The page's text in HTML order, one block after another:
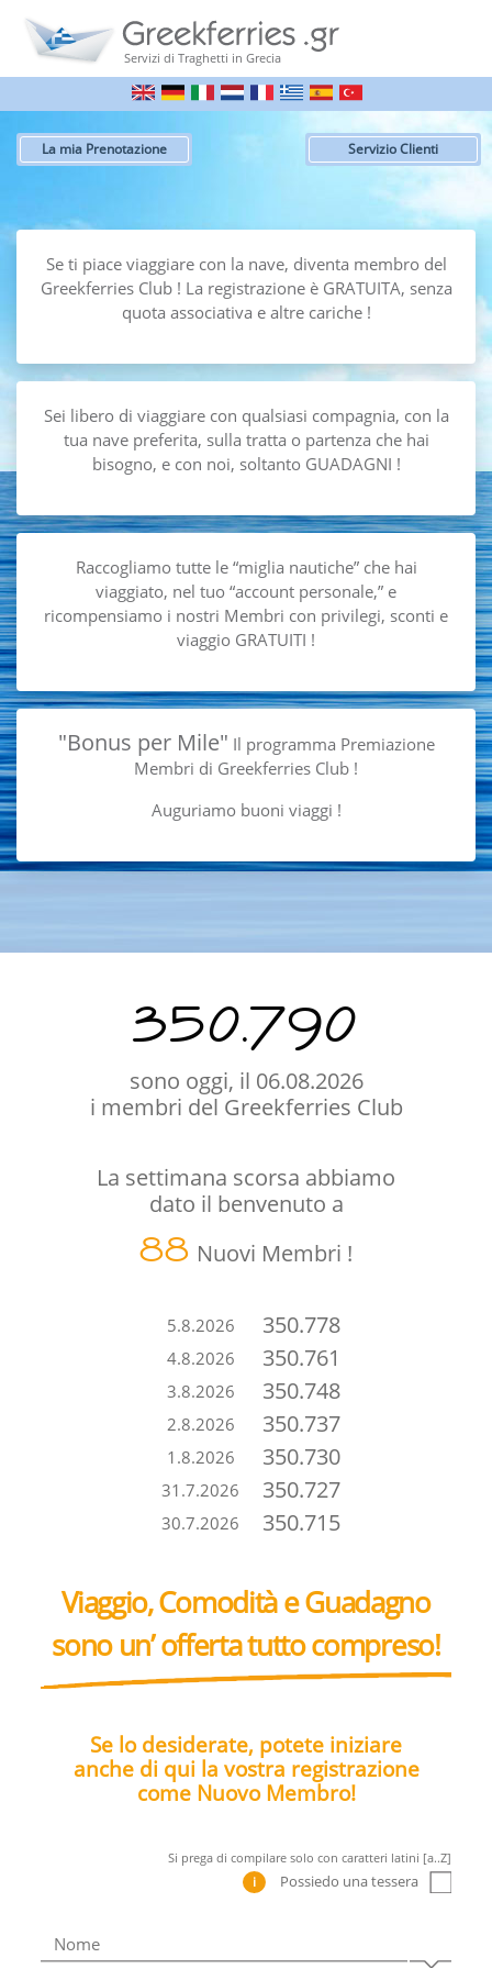
Servizi di Traghetti in Grecia
Servizio Clienti
La mia Prenotazione
Se ti piace viaggiare con la nave, diventa membro del
Greekferries Club ! La registrazione è GRATUITA, senza
quota associativa e altre cariche !
Sei libero di viaggiare con qualsiasi compagnia, con la
tua nave preferita, sulla tratta o partenza che hai
bisogno, e con noi, soltanto GUADAGNI !
Raccogliamo tutte le “miglia nautiche” che hai
viaggiato, nel tuo “account personale,” e
ricompensiamo i nostri Membri con privilegi, sconti e
viaggio GRATUITI !
"Bonus per Mile" Il programma Premiazione
Membri di Greekferries Club !
Auguriamo buoni viaggi !
350.790
sono oggi, il 06.08.2026
i membri del Greekferries Club
La settimana scorsa abbiamo
dato il benvenuto a
88 Nuovi Membri !
5.8.2026 350.778
4.8.2026 350.761
3.8.2026 350.748
2.8.2026 350.737
1.8.2026 350.730
31.7.2026 350.727
30.7.2026 350.715
Viaggio, Comodità e Guadagno
sono un’ offerta tutto compreso!
Se lo desiderate, potete iniziare
anche di qui la vostra registrazione
come Nuovo Membro!
Si prega di compilare solo con caratteri latini [a..Z]
i Possiedo una tessera